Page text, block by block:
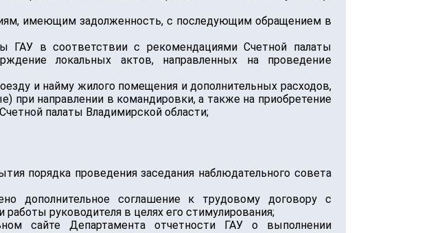
имеющим задолженность, с последующим обращением в
ГАУ в соответствии с рекомендациями Счетной палаты
локальных актов, направленных на проведение
и найму жилого помещения и дополнительных расходов,
при направлении в командировки, а также на приобретение
палаты Владимирской области;
порядка проведения заседания наблюдательного совета
дополнительное соглашение к трудовому договору с
руководителя в целях его стимулирования;
сайте Департамента отчетности ГАУ о выполнении